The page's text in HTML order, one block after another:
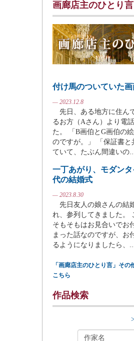
画廊店主のひとり言
付け馬のついていた
— 2023.12.8
先日、ある地方に住ん
るお方（Aさん）より電
た。 「B画伯とG画伯の
のですが。」 「保証書と
ていて、たぶん間違いの
一丁あがり、モダン
代の結婚式
— 2023.8.30
先日友人の娘さんの結
れ、参列してきました。
そもそもはお見合いでお
まった話なのですが、お
るようになりましたら、
「画廊店主のひとり言」その
こちら
作品検索